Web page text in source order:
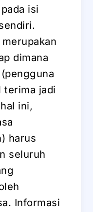
isi
dimana
terima jadi
ini,
harus
seluruh
Informasi